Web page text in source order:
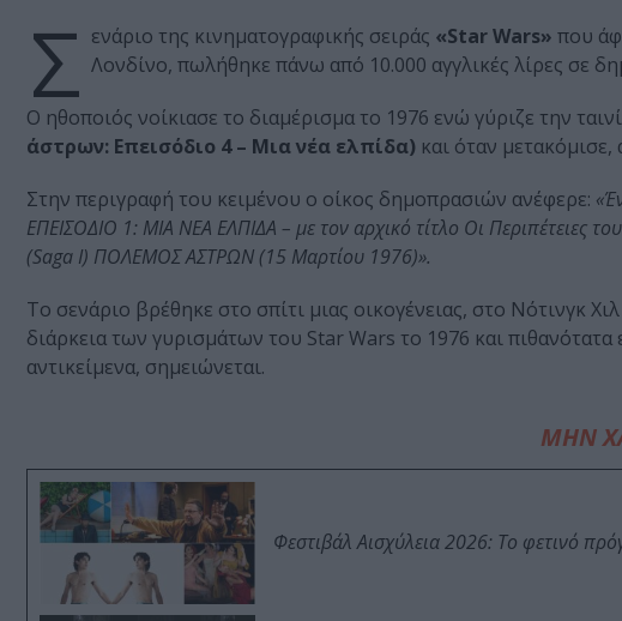
Σ ενάριο της κινηματογραφικής σειράς «Star Wars» που
Λονδίνο, πωλήθηκε πάνω από 10.000 αγγλικές λίρες σε
Ο ηθοποιός νοίκιασε το διαμέρισμα το 1976 ενώ γύριζε την
άστρων: Επεισόδιο 4 – Μια νέα ελπίδα) και όταν
Στην περιγραφή του κειμένου ο οίκος δημοπρασιών ανέφερε:
ΕΠΕΙΣΟΔΙΟ 1: ΜΙΑ ΝΕΑ ΕΛΠΙΔΑ – με τον αρχικό τίτλο Οι Περιπέτειες
(Saga I) ΠΟΛΕΜΟΣ ΑΣΤΡΩΝ (15 Μαρτίου 1976)».
Το σενάριο βρέθηκε στο σπίτι μιας οικογένειας, στο Νότινγκ
διάρκεια των γυρισμάτων του Star Wars το 1976 και
αντικείμενα, σημειώνεται.
ΜΗΝ
Φεστιβάλ Αισχύλεια 2026: Το φετινό